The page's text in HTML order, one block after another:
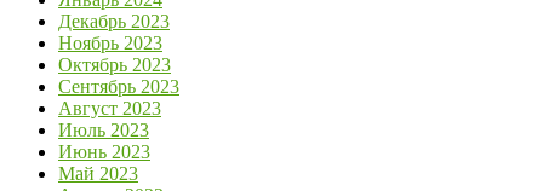
Декабрь 2023
Ноябрь 2023
Октябрь 2023
Сентябрь 2023
Август 2023
Июль 2023
Июнь 2023
Май 2023